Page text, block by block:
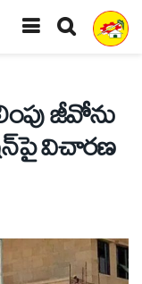
జీవోను
విచారణ